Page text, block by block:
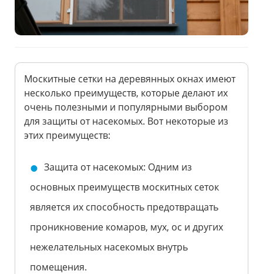
Москитные сетки на деревянных окнах имеют
несколько преимуществ, которые делают их
очень полезными и популярными выбором
для защиты от насекомых. Вот некоторые из
этих преимуществ:
Защита от насекомых: Одним из
основных преимуществ москитных сеток
является их способность предотвращать
проникновение комаров, мух, ос и других
нежелательных насекомых внутрь
помещения.